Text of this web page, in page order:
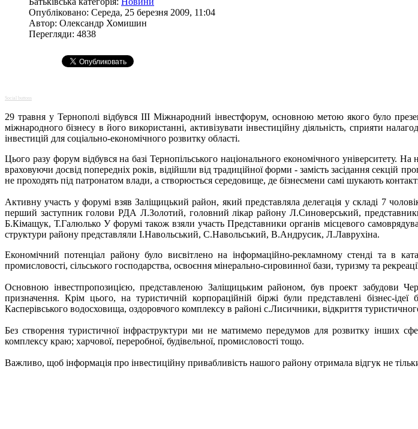
Опубліковано: Середа, 25 березня 2009, 11:04
Автор: Олександр Хомишин
Перегляди: 4838
Social buttons
29 травня у Тернополі відбувся ІІІ Міжнародний інвестфорум, основною метою якого було
міжнародного бізнесу в його використанні, активізувати інвестиційну діяльність, сприяти
інвестицій для соціально-економічного розвитку області.
Цього разу форум відбувся на базі Тернопільського національного економічного університету.
враховуючи досвід попередніх років, відійшли від традиційної форми - замість засідання секцій
не проходять під патронатом влади, а створюється середовище, де бізнесмени самі шукають
Активну участь у форумі взяв Заліщицький район, який представляла делегація у складі 7
перший заcтупник голови РДА Л.Золотий, головний лікар району Л.Синоверський,
Б.Кімащук, Т.Галюлько У форумі також взяли участь Представники органів місцевого
структури району представляли І.Навольський, С.Навольський, В.Андрусик, Л.Лаврухіна.
Економічний потенціал району було висвітлено на інформаційно-рекламному стенді та в
промисловості, сільського господарства, освоєння мінерально-сировинної бази, туризму та
Основною інвестпропозицією, представленою Заліщицьким районом, був проект забудови
призначення. Крім цього, на туристичній корпораційній біржі були представлені бізнес-
Касперівського водосховища, оздоровчого комплексу в районі с.Лисичники, відкриття
Без створення туристичної інфраструктури ми не матимемо передумов для розвитку інших
комплексу краю; харчової, переробної, будівельної, промисловості тощо.
Важливо, щоб інформація про інвестиційну привабливість нашого району отримала відгук не